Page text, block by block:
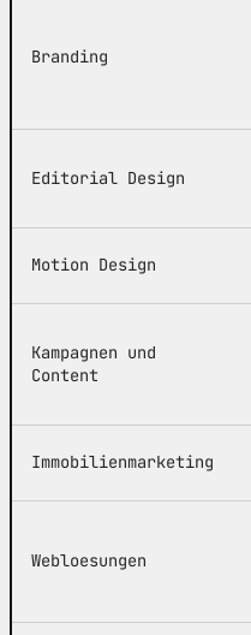
Branding
Editorial Design
Motion Design
Kampagnen und
Content
Immobilienmarketing
Webloesungen